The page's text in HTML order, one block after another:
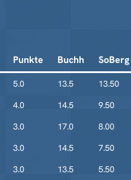
Punkte Buchh SoBerg
5.0 13.5
13.50
4.0 14.5
9.50
3.0 17.0
8.00
3.0 14.5
7.50
3.0 13.5
5.50